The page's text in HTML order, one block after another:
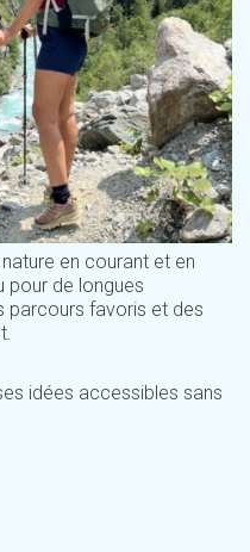
en courant et en
pour de longues
parcours favoris et des
idées accessibles sans